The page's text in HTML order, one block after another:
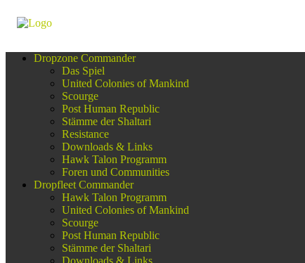
Dropzone Commander
Das Spiel
United Colonies of Mankind
Scourge
Post Human Republic
Stämme der Shaltari
Resistance
Downloads & Links
Hawk Talon Programm
Foren und Communities
Dropfleet Commander
Hawk Talon Programm
United Colonies of Mankind
Scourge
Post Human Republic
Stämme der Shaltari
Downloads & Links